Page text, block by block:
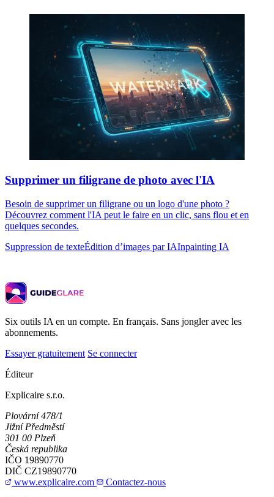
Supprimer un filigrane de photo avec l'IA
Besoin de supprimer un filigrane ou un logo d'une photo ?
Découvrez comment l'IA peut le faire en un clic, sans flou et en
quelques secondes.
Suppression de texteÉdition d’images par IAInpainting IA
Six outils IA en un compte. En français. Sans jongler avec les
abonnements.
Essayer gratuitement Se connecter
Éditeur
Explicaire s.r.o.
Plovární 478/1
Jižní Předměstí
301 00 Plzeň
Česká republika
IČO 19890770
DIČ CZ19890770
www.explicaire.com
Contactez-nous